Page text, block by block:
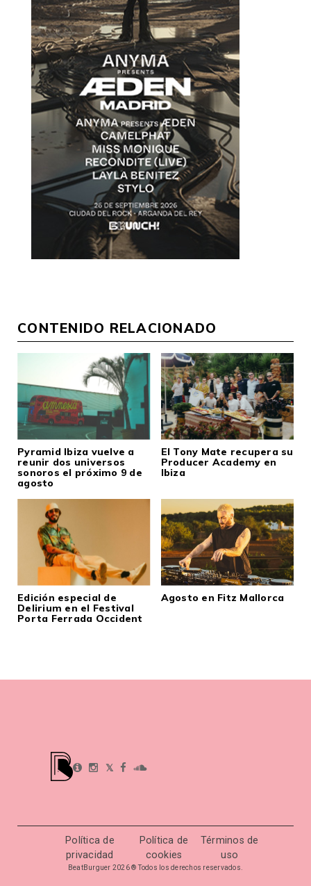
CONTENIDO RELACIONADO
Pyramid Ibiza vuelve a
reunir dos universos
sonoros el próximo 9 de
agosto
El Tony Mate recupera su
Producer Academy en
Ibiza
Edición especial de
Delirium en el Festival
Porta Ferrada Occident
Agosto en Fitz Mallorca
𝕏
Política de
privacidad
Política de
cookies
Términos de
uso
BeatBurguer 2026 ® Todos los derechos reservados.